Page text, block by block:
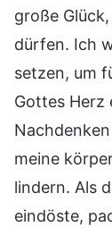
große
dürfen. Ich
setzen, um
Gottes Herz
meine
lindern. Als
eindöste,